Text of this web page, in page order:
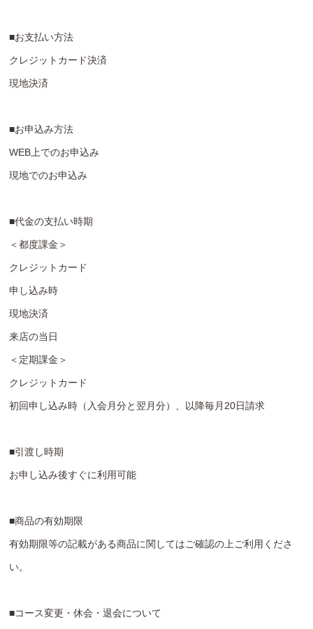
■お支払い方法
クレジットカード決済
現地決済
■お申込み方法
WEB上でのお申込み
現地でのお申込み
■代金の支払い時期
＜都度課金＞
クレジットカード
申し込み時
現地決済
来店の当日
＜定期課金＞
クレジットカード
初回申し込み時（入会月分と翌月分）、以降毎月20日請求
■引渡し時期
お申し込み後すぐに利用可能
■商品の有効期限
有効期限等の記載がある商品に関してはご確認の上ご利用くださ
い。
■コース変更・休会・退会について